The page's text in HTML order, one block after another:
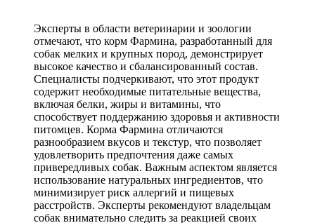
Эксперты в области ветеринарии и зоологии
отмечают, что корм Фармина, разработанный для
собак мелких и крупных пород, демонстрирует
высокое качество и сбалансированный состав.
Специалисты подчеркивают, что этот продукт
содержит необходимые питательные вещества,
включая белки, жиры и витамины, что
способствует поддержанию здоровья и активности
питомцев. Корма Фармина отличаются
разнообразием вкусов и текстур, что позволяет
удовлетворить предпочтения даже самых
привередливых собак. Важным аспектом является
использование натуральных ингредиентов, что
минимизирует риск аллергий и пищевых
расстройств. Эксперты рекомендуют владельцам
собак внимательно следить за реакцией своих